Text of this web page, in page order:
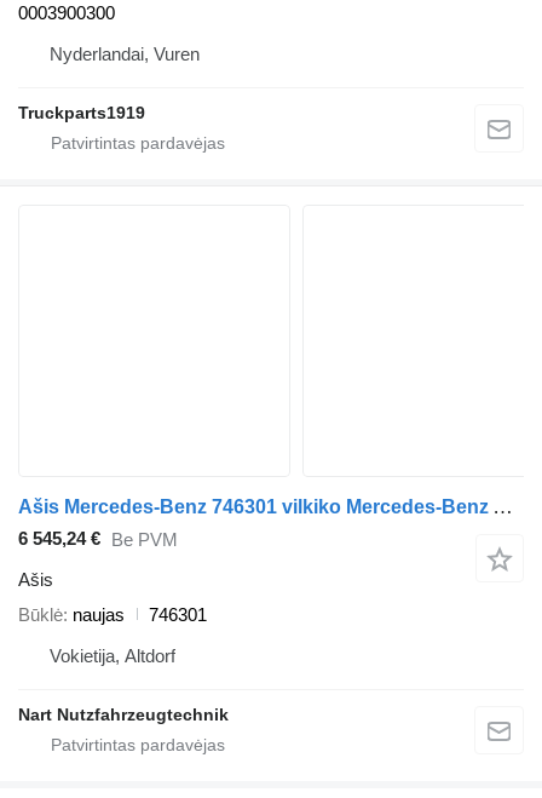
0003900300
Nyderlandai, Vuren
Truckparts1919
Ašis Mercedes-Benz 746301 vilkiko Mercedes-Benz Actros
6 545,24 €
Be PVM
Ašis
Būklė naujas
746301
Vokietija, Altdorf
Nart Nutzfahrzeugtechnik